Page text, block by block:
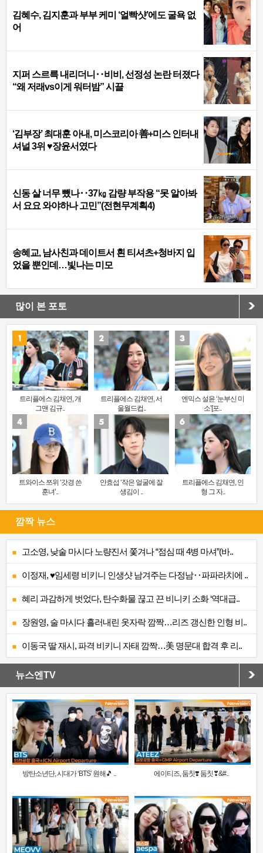
김혜수, 김지훈과 부부 케미 ‘얼빡샷’에도 굴욕 없
어
지퍼 스르륵 내리더니‥비비, 선정성 논란 터졌다
“왜 저래vs이게 워터밤” 시끌
‘김부장’ 최대훈 아내, 미스코리아 善+미스 인터내
셔널 3위 ♥장윤서였다
신동 살 너무 뺐나‥37㎏ 감량 부작용 “못 알아봐
서 요요 와야하나 고민”(전현무계획4)
송혜교, 남사친과 데이트서 흰 티셔츠+청바지 입
었을 뿐인데…빛나는 미모
많이 본 포토
트리플에스 김채연, 개
그맨 김규..
트리플에스 김채연, 서
울월드컵..
엔믹스 설윤 ‘눈부신 미
소’[포..
트와이스 쯔위 ‘갓경 쓴
훈녀’..
안효섭 ‘작은 얼굴에 잘
생김이 ..
트리플에스 김채연, 인
형 그 자..
깜짝 뉴스
고소영, 낮술 마시다 노량진서 쫓겨나 “점심 때 4병 마셔”(바..
이정재, ♥임세령 비키니 인생샷 남겨주는 다정남‥파파라치에 ..
혜리 과감하게 벗었다, 탄수화물 끊고 끈 비니키 소화 ‘역대급..
장원영, 술 마시다 흘러내린 옷자락 깜짝…리즈 갱신한 인형 비..
이동국 딸 재시, 파격 비키니 자태 깜짝…美 명문대 합격 후 리..
뉴스엔TV
방탄소년단, 시대가 ‘BTS’ 원해🎵 .. 에이티즈, 둠칫❣️ 둠칫❣&#..